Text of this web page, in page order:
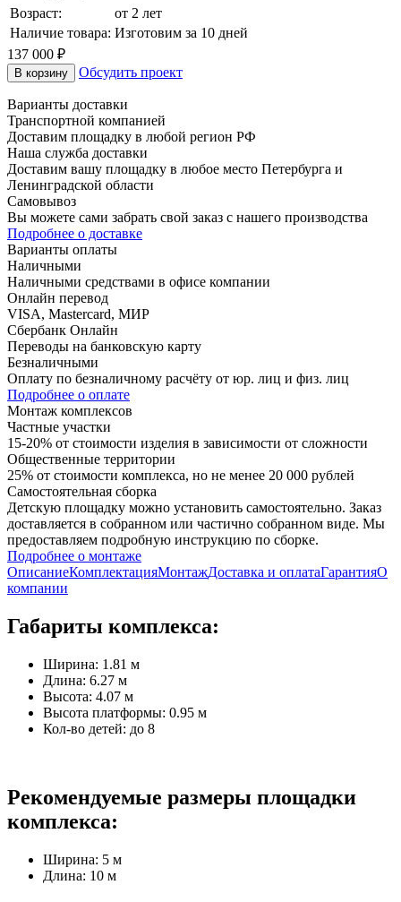
Возраст:
от 2 лет
Наличие товара: Изготовим за 10 дней
137 000 ₽
В корзину Обсудить проект
Варианты доставки
Транспортной компанией
Доставим площадку в любой регион РФ
Наша служба доставки
Доставим вашу площадку в любое место Петербурга и
Ленинградской области
Самовывоз
Вы можете сами забрать свой заказ с нашего производства
Подробнее о доставке
Варианты оплаты
Наличными
Наличными средствами в офисе компании
Онлайн перевод
VISA, Mastercard, МИР
Сбербанк Онлайн
Переводы на банковскую карту
Безналичными
Оплату по безналичному расчёту от юр. лиц и физ. лиц
Подробнее о оплате
Монтаж комплексов
Частные участки
15-20% от стоимости изделия в зависимости от сложности
Общественные территории
25% от стоимости комплекса, но не менее 20 000 рублей
Самостоятельная сборка
Детскую площадку можно установить самостоятельно. Заказ
доставляется в собранном или частично собранном виде. Мы
предоставляем подробную инструкцию по сборке.
Подробнее о монтаже
ОписаниеКомплектацияМонтажДоставка и оплатаГарантияО
компании
Габариты комплекса:
Ширина: 1.81 м
Длина: 6.27 м
Высота: 4.07 м
Высота платформы: 0.95 м
Кол-во детей: до 8
Рекомендуемые размеры площадки
комплекса:
Ширина: 5 м
Длина: 10 м